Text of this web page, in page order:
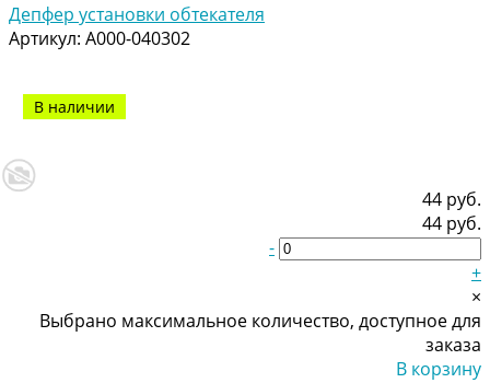
Депфер установки обтекателя
Артикул: A000-040302
В наличии
44 руб.
44 руб.
-
+
×
Выбрано максимальное количество, доступное для
заказа
В корзину